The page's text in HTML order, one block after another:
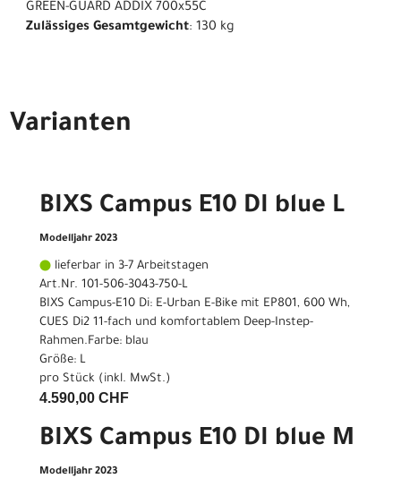
GREEN-GUARD ADDIX 700x55C
Zulässiges Gesamtgewicht: 130 kg
Varianten
BIXS Campus E10 DI blue L
Modelljahr 2023
lieferbar in 3-7 Arbeitstagen
Art.Nr. 101-506-3043-750-L
BIXS Campus-E10 Di: E-Urban E-Bike mit EP801, 600 Wh,
CUES Di2 11-fach und komfortablem Deep-Instep-
Rahmen.Farbe: blau
Größe: L
pro Stück (inkl. MwSt.)
4.590,00 CHF
BIXS Campus E10 DI blue M
Modelljahr 2023